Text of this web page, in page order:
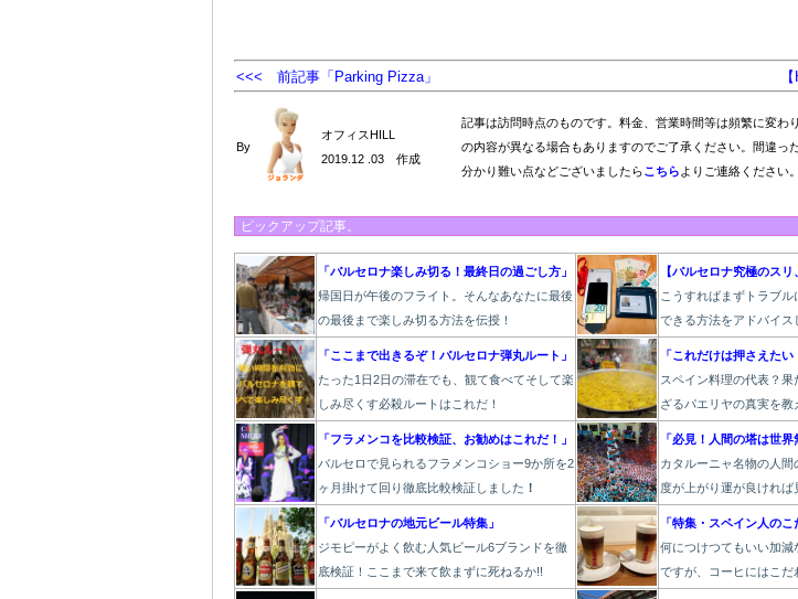
<<< 前記事「Parking Pizza」
By
オフィスHILL
2019.12 .03 作成
記事は訪問時点のものです。料金、営業時間等は頻繁に変わ
の内容が異なる場合もありますのでご了承ください。間違っ
分かり難い点などございましたらこちら よりご連絡ください。
ピックアップ記事。
「バルセロナ楽しみ切る！最終日の過ごし方」
帰国日が午後のフライト。そんなあなたに最後
の最後まで楽しみ切る方法を伝授！
【バルセロナ究極のスリ
こうすればまずトラブ
できる方法をアドバイス
「ここまで出きるぞ！バルセロナ弾丸ルート」
たった1 日2日の滞在でも、観て食べてそして楽
しみ尽くす必殺ルートはこれだ！
「これだけは押さえたい
スペイン料理の代表？
ざるパエリヤの真実を教
「フラメンコを比較検証、お勧めはこれだ！」
バルセロで見られるフラメンコショー9か所を2
ヶ月掛けて回り徹底比較検証しました ！
「必見！人間の塔は世界
カタルーニャ名物の人
度が上がり運が良ければ
「バルセロナの地元ビール特集」
ジモピーがよく飲む人気ビール6ブランドを徹
底検証！ここまで来て飲まずに死ねるか!!
「特集・スペイン人のこ
何につけつてもいい加減
ですが、コーヒにはこだ